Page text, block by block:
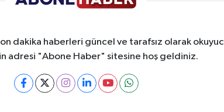
dakika haberleri güncel ve tarafsız olarak
adresi "Abone Haber" sitesine hoş geldiniz.